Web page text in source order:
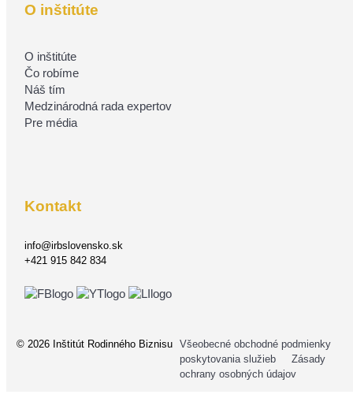
O inštitúte
O inštitúte
Čo robíme
Náš tím
Medzinárodná rada expertov
Pre média
Kontakt
info@irbslovensko.sk
+421 915 842 834
© 2026 Inštitút Rodinného Biznisu
Všeobecné obchodné podmienky
poskytovania služieb
Zásady
ochrany osobných údajov